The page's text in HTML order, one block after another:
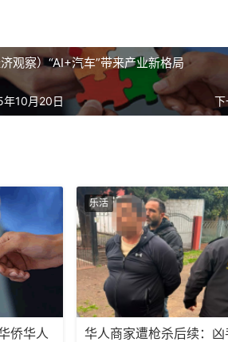
济观察）“AI+汽车”带来产业新格局
下
年10月20日
侨华人
乐活
华人商家遭枪杀后续：